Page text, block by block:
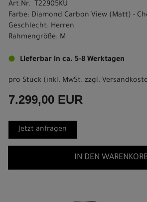
Art.Nr. T22905KU
Farbe: Diamond Carbon View (Matt) -
Geschlecht: Herren
Rahmengröße: M
Lieferbar in ca. 5-8 Werktagen
pro Stück (inkl. MwSt. zzgl.
7.299,00 EUR
Jetzt anfragen
IN DEN